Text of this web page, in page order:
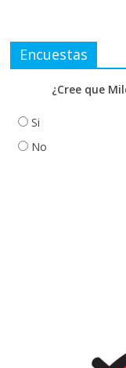
Encuestas
¿Cree que
Si
No